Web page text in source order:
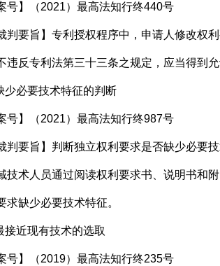
】（2021）最高法知行终440号
旨】专利授权程序中，申请人修改权利
违反专利法第三十三条之规定，应当得到允
必要技术特征的判断
】（2021）最高法知行终987号
旨】判断独立权利要求是否缺少必要技
技术人员通过阅读权利要求书、说明书和
求缺少必要技术特征。
近现有技术的选取
】（2019）最高法知行终235号